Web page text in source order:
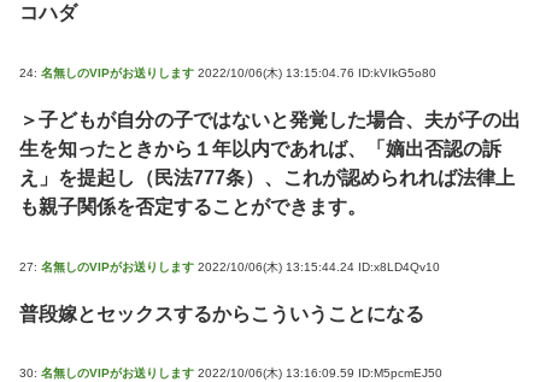
コハダ
24: 名無しのVIPがお送りします 2022/10/06(木) 13:15:04.76 ID:kVIkG5o80
＞子どもが自分の子ではないと発覚した場合、夫が子の出
生を知ったときから１年以内であれば、「嫡出否認の訴
え」を提起し（民法777条）、これが認められれば法律上
も親子関係を否定することができます。
27: 名無しのVIPがお送りします 2022/10/06(木) 13:15:44.24 ID:x8LD4Qv10
普段嫁とセックスするからこういうことになる
30: 名無しのVIPがお送りします 2022/10/06(木) 13:16:09.59 ID:M5pcmEJ50